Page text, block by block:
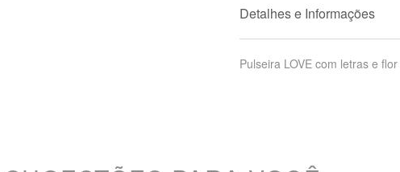
Detalhes e Informações
Pulseira LOVE com letras e